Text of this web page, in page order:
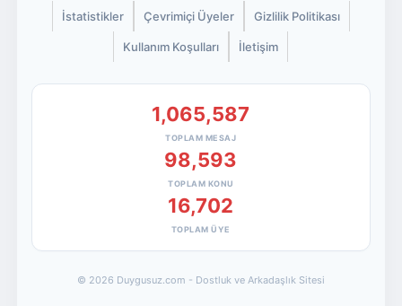
İstatistikler Çevrimiçi Üyeler Gizlilik Politikası
Kullanım Koşulları İletişim
1,065,587
TOPLAM MESAJ
98,593
TOPLAM KONU
16,702
TOPLAM ÜYE
© 2026 Duygusuz.com - Dostluk ve Arkadaşlık Sitesi